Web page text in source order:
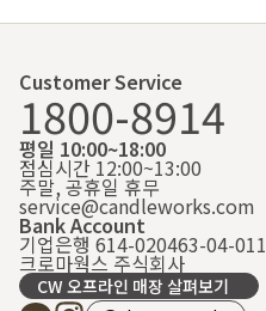
Customer Service
1800-8914
평일 10:00~18:00
점심시간 12:00~13:00
주말, 공휴일 휴무
service@candleworks.com
Bank Account
기업은행 614-020463-04-011
크로마웍스 주식회사
CW 오프라인 매장 살펴보기